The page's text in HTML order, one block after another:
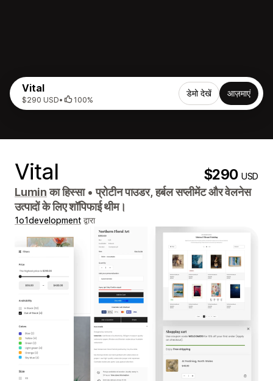
Vital
$290 USD• 100%
डेमो देखें आज़माएं
Vital $290USD
Luminका हिस्सा • प्रोटीन पाउडर, हर्बल सप्लीमेंट और वेलनेस
उत्पादों के लिए शॉपिफाई थीम।
1o1development द्वारा